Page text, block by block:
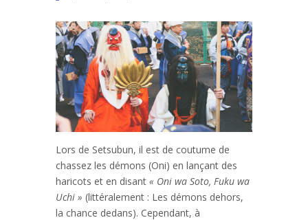
Lors de Setsubun, il est de coutume de
chassez les démons (Oni) en lançant des
haricots et en disant « Oni wa Soto, Fuku wa
Uchi » (littéralement : Les démons dehors,
la chance dedans). Cependant, à